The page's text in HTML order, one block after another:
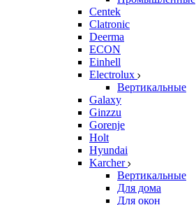
Centek
Clatronic
Deerma
ECON
Einhell
Electrolux
Вертикальные
Galaxy
Ginzzu
Gorenje
Holt
Hyundai
Karcher
Вертикальные
Для дома
Для окон